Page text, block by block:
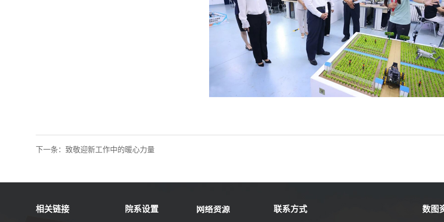
下一条： 致敬迎新工作中的暖心力量
相关链接 院系设置 网络资源 联系方式 数图